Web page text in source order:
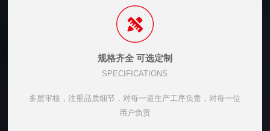
规格齐全 可选定制
SPECIFICATIONS
多层审核，注重品质细节，对每一道生产工序负责，对每一位
用户负责